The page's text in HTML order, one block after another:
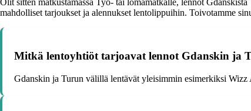
mahdolliset tarjoukset ja alennukset lentolippuihin. Toivotamme
Mitkä lentoyhtiöt tarjoavat lennot Gdanskin ja
Gdanskin ja Turun välillä lentävät yleisimmin esimerkiksi